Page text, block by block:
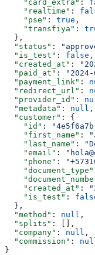
    "card_extra"
:
    "realtime"
:
    "pse"
: true ,
    "transfiya"
:
  },
  "status"
:
  "is_test"
: false ,
  "created_at"
:
  "paid_at"
:
  "payment_link"
:
  "redirect_url"
:
  "provider_id"
:
  "metadata"
: null ,
  "customer"
: {
    "id"
:
    "first_name"
:
    "last_name"
:
    "email"
:
    "phone"
:
    "document_type"
    "created_at"
:
    "is_test"
:
  },
  "method"
: null ,
  "splits"
: [],
  "company"
: null ,
  "commission"
:
}